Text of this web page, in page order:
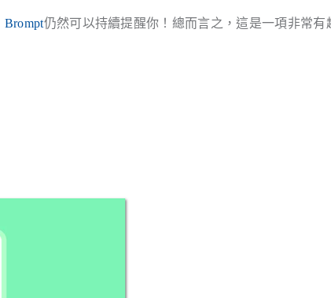
Brompt仍然可以持續提醒你！總而言之，這是一項非常有